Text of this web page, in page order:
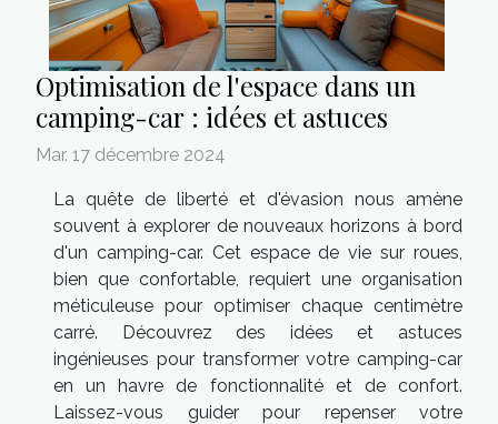
Optimisation de l'espace dans un
camping-car : idées et astuces
Mar. 17 décembre 2024
La quête de liberté et d'évasion nous amène
souvent à explorer de nouveaux horizons à bord
d'un camping-car. Cet espace de vie sur roues,
bien que confortable, requiert une organisation
méticuleuse pour optimiser chaque centimètre
carré. Découvrez des idées et astuces
ingénieuses pour transformer votre camping-car
en un havre de fonctionnalité et de confort.
Laissez-vous guider pour repenser votre